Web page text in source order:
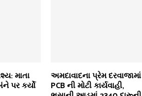
માતા
પર કર્યો
અમદાવાદના પ્રેમ દરવાજામાં
PCB ની મોટી કાર્યવાહી,